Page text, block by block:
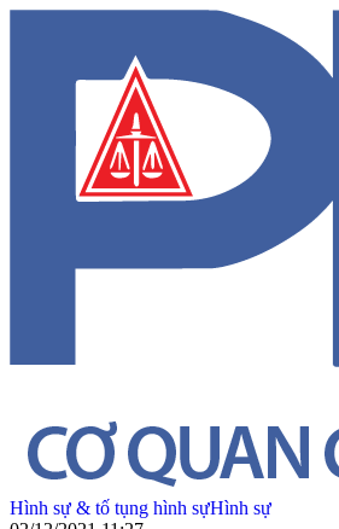
Hình sự & tố tụng hình sựHình sự